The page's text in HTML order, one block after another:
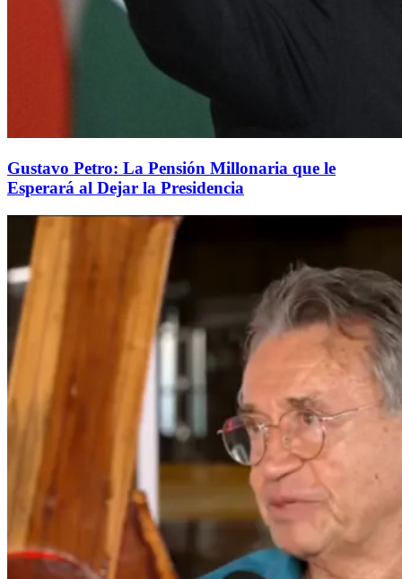
Gustavo Petro: La Pensión Millonaria que le
Esperará al Dejar la Presidencia